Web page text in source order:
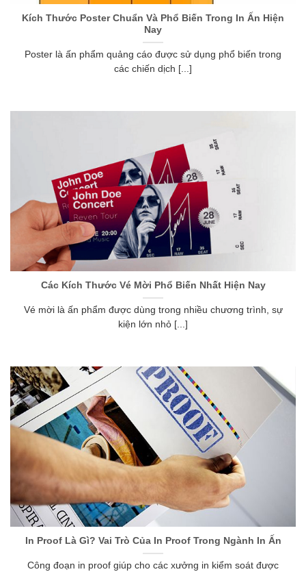
Kích Thước Poster Chuẩn Và Phổ Biến Trong In Ấn Hiện
Nay
Poster là ấn phẩm quảng cáo được sử dụng phổ biến trong
các chiến dịch [...]
Các Kích Thước Vé Mời Phổ Biến Nhất Hiện Nay
Vé mời là ấn phẩm được dùng trong nhiều chương trình, sự
kiện lớn nhỏ [...]
In Proof Là Gì? Vai Trò Của In Proof Trong Ngành In Ấn
Công đoạn in proof giúp cho các xưởng in kiểm soát được